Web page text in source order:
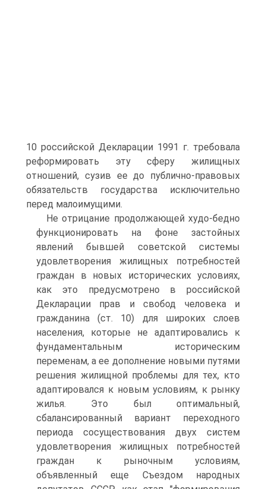
10 российской Декларации 1991 г. требовала
реформировать эту сферу жилищных
отношений, сузив ее до публично-правовых
обязательств государства исключительно
перед малоимущими.
Не отрицание продолжающей худо-бедно
функционировать на фоне застойных
явлений бывшей советской системы
удовлетворения жилищных потребностей
граждан в новых исторических условиях,
как это предусмотрено в российской
Декларации прав и свобод человека и
гражданина (ст. 10) для широких слоев
населения, которые не адаптировались к
фундаментальным историческим
переменам, а ее дополнение новыми путями
решения жилищной проблемы для тех, кто
адаптировался к новым условиям, к рынку
жилья. Это был оптимальный,
сбалансированный вариант переходного
периода сосуществования двух систем
удовлетворения жилищных потребностей
граждан к рыночным условиям,
объявленный еще Съездом народных